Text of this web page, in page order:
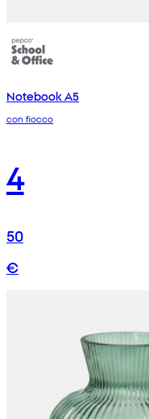
Notebook A5
con fiocco
4
50
€